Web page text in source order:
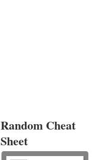
Random Cheat
Sheet